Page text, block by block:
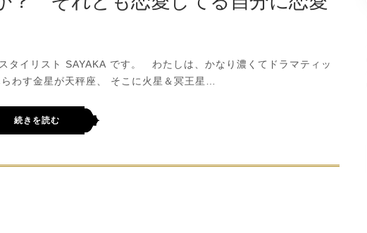
タイリスト SAYAKA です。 わたしは、かなり濃くてドラマティッ
わす金星が天秤座、 そこに火星＆冥王星…
続きを読む